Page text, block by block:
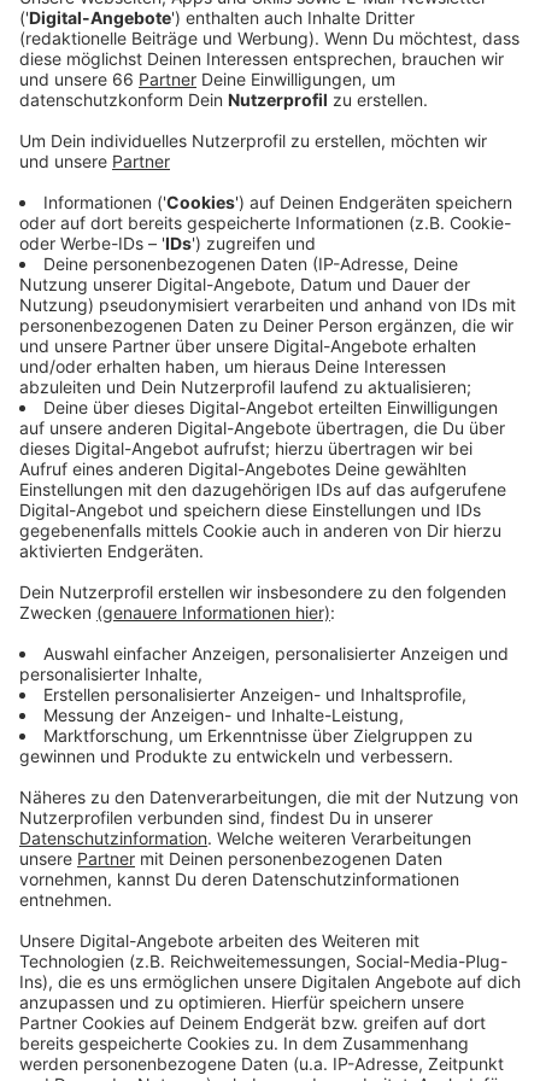
Autofahrer und auch Kunden der Rheinbahn auf
Behinderungen einstellen. Im Bereich der
Ellerstraße/Helmholtzstraße müssen die Buslinien
721, 722, 732 und NE8 weiter umgeleitet werden.
Veröffentlicht:Sonntag, 16.01.2022 09:35
Anzeige
Auch für den Autoverkehr gibt es Einschränkungen.
Von der Mintropstraße kommend ist nur das
Rechtsabbiegen in die Helmholtzstraße möglich. Die
Ludenberger Straße ist seit Freitagabend
stadteinwärts zwischen der Benderstraße und dem
Pöhlenweg gesperrt. Die Gleisarbeiten haben
Auswirkungen auf die Linien U73 und 709. Hier sind
Busse statt Bahnen im Einsatz. Die Buslinien M2 und
NE5 werden umgeleitet.
Weitere Infos und Links zum Thema
Anzeige
Infos zu den Bauarbeiten am Mintropplatz
Infos zu den Bauarbeiten an der Ludenberger
Straße
Anzeige